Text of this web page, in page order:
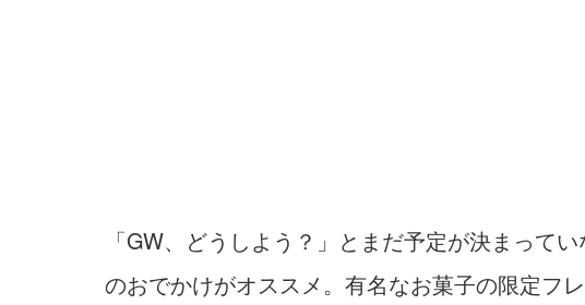
「GW、どうしよう？」とまだ予定が決まって
のおでかけがオススメ。有名なお菓子の限定フ